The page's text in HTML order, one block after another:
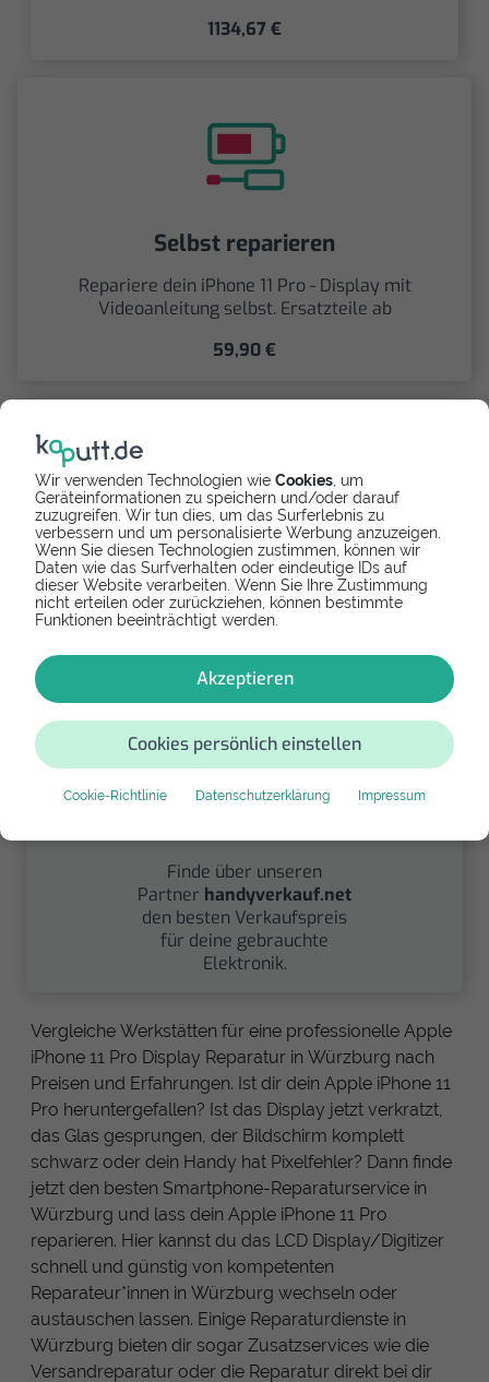
Wir verwenden Technologien wie Cookies , um
Geräteinformationen zu speichern und/oder darauf
zuzugreifen. Wir tun dies, um das Surferlebnis zu
verbessern und um personalisierte Werbung anzuzeigen.
Wenn Sie diesen Technologien zustimmen, können wir
Daten wie das Surfverhalten oder eindeutige IDs auf
dieser Website verarbeiten. Wenn Sie Ihre Zustimmung
nicht erteilen oder zurückziehen, können bestimmte
Funktionen beeinträchtigt werden.
Akzeptieren
Cookies persönlich einstellen
Cookie-Richtlinie Datenschutzerklärung Impressum
1134,67 €
Selbst reparieren
Repariere dein iPhone 11 Pro - Display mit
Videoanleitung selbst. Ersatzteile ab
59,90 €
Spenden
Spende Dein Gerät über
handysfuerdieumwelt.de
für einen guten Zweck.
Finde über unseren
Partner handyverkauf.net
den besten Verkaufspreis
für deine gebrauchte
Elektronik.
Vergleiche Werkstätten für eine professionelle Apple
iPhone 11 Pro Display Reparatur in Würzburg nach
Preisen und Erfahrungen. Ist dir dein Apple iPhone 11
Pro heruntergefallen? Ist das Display jetzt verkratzt,
das Glas gesprungen, der Bildschirm komplett
schwarz oder dein Handy hat Pixelfehler? Dann finde
jetzt den besten Smartphone-Reparaturservice in
Würzburg und lass dein Apple iPhone 11 Pro
reparieren. Hier kannst du das LCD Display/Digitizer
schnell und günstig von kompetenten
Reparateur*innen in Würzburg wechseln oder
austauschen lassen. Einige Reparaturdienste in
Würzburg bieten dir sogar Zusatzservices wie die
Versandreparatur oder die Reparatur direkt bei dir